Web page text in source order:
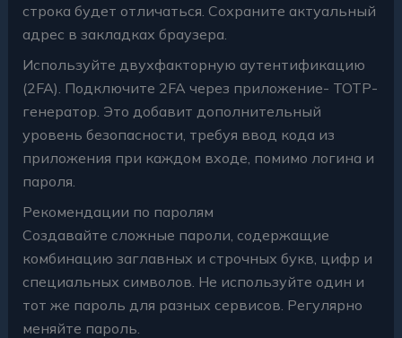
строка будет отличаться. Сохраните актуальный
адрес в закладках браузера.
Используйте двухфакторную аутентификацию
(2FA). Подключите 2FA через приложение- TOTP-
генератор. Это добавит дополнительный
уровень безопасности, требуя ввод кода из
приложения при каждом входе, помимо логина и
пароля.
Рекомендации по паролям
Создавайте сложные пароли, содержащие
комбинацию заглавных и строчных букв, цифр и
специальных символов. Не используйте один и
тот же пароль для разных сервисов. Регулярно
меняйте пароль.